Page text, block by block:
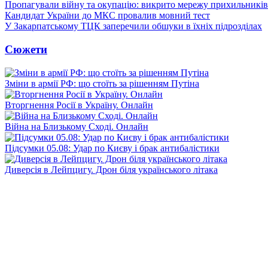
Пропагували війну та окупацію: викрито мережу
Кандидат України до МКС провалив мовний тест
У Закарпатському ТЦК заперечили обшуки в їхніх підрозділах
Сюжети
Зміни в армії РФ: що стоїть за рішенням Путіна
Вторгнення Росії в Україну. Онлайн
Війна на Близькому Сході. Онлайн
Підсумки 05.08: Удар по Києву і брак антибалістики
Диверсія в Лейпцигу. Дрон біля українського літака